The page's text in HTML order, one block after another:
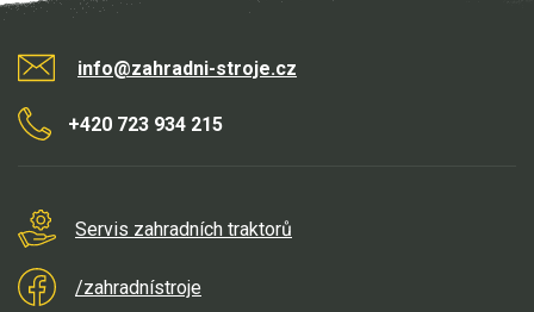
info@zahradni-stroje.cz
+420 723 934 215
Servis zahradních traktorů
/zahradnístroje